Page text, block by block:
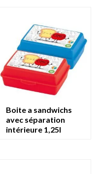
boite a sandwichs
avec séparation
intérieure 1,25l